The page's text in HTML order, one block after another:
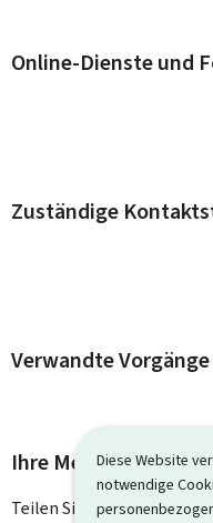
Diese Website
notwendige
Online-Dienste und
Zuständige
Verwandte
Ihre Meinung
Teilen Sie uns Ihre